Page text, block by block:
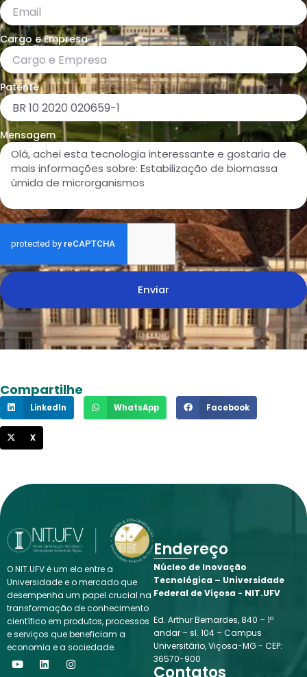
Cargo e Empresa
Patente
Mensagem
Enviar
Compartilhe
LinkedIn WhatsApp Facebook
X
O NIT.UFV é um elo entre a
Universidade e o mercado que
desempenha um papel crucial na
transformação de conhecimento
científico em produtos, processos
e serviços que beneficiam a
economia e a sociedade.
Y
o
L
i
I
n
Endereço
Núcleo de Inovação
Tecnológica – Universidade
Federal de Viçosa - NIT.UFV
Ed. Arthur Bernardes, 840 – 1º
andar – sl. 104 – Campus
Universitário, Viçosa-MG - CEP:
36570-900
Contatos